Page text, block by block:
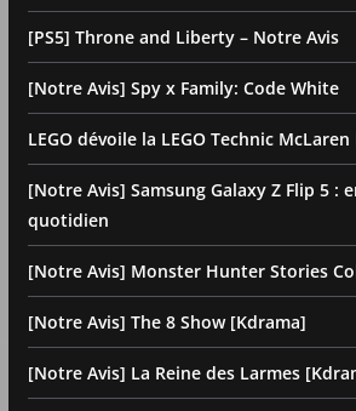
[PS5] Throne and Liberty – Notre Avis
[Notre Avis] Spy x Family: Code White
LEGO dévoile la LEGO Technic McLaren
[Notre Avis] Samsung Galaxy Z Flip 5 :
quotidien
[Notre Avis] Monster Hunter Stories
[Notre Avis] The 8 Show [Kdrama]
[Notre Avis] La Reine des Larmes